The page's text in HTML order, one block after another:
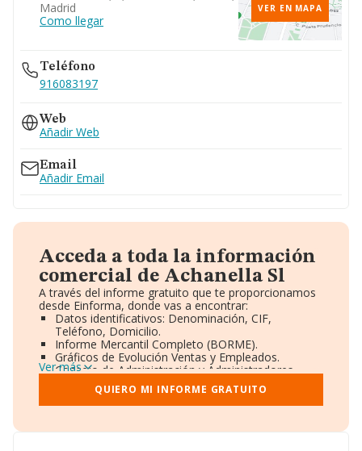
Madrid
Como llegar
VER EN MAPA
Teléfono
916083197
Web
Añadir Web
Email
Añadir Email
Acceda a toda la información
comercial de Achanella Sl
A través del informe gratuito que te proporcionamos
desde Einforma, donde vas a encontrar:
Datos identificativos: Denominación, CIF,
Teléfono, Domicilio.
Informe Mercantil Completo (BORME).
Gráficos de Evolución Ventas y Empleados.
Consejo de Administración y Administradores.
Directivos y Ejecutivos.
Accionistas.
Participaciones y Vinculaciones en otras empresas.
Información oficial y registral complementaria.
Ver más
QUIERO MI INFORME GRATUITO